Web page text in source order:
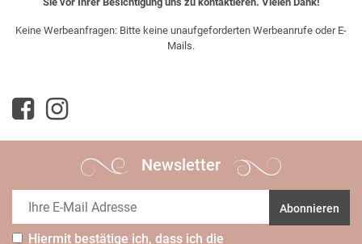
Keine Werbeanfragen: Bitte keine unaufgeforderten Werbeanrufe oder E-
Mails.
Newsletter
Abonnieren
Hiermit bestätige ich, dass ich die